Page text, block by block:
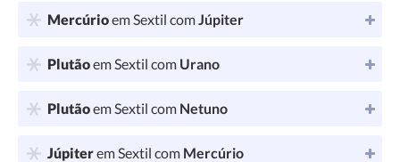
Mercúrioem Sextil comJúpiter
Plutãoem Sextil com Urano
Plutãoem Sextil com Netuno
Júpiterem Sextil com Mercúrio